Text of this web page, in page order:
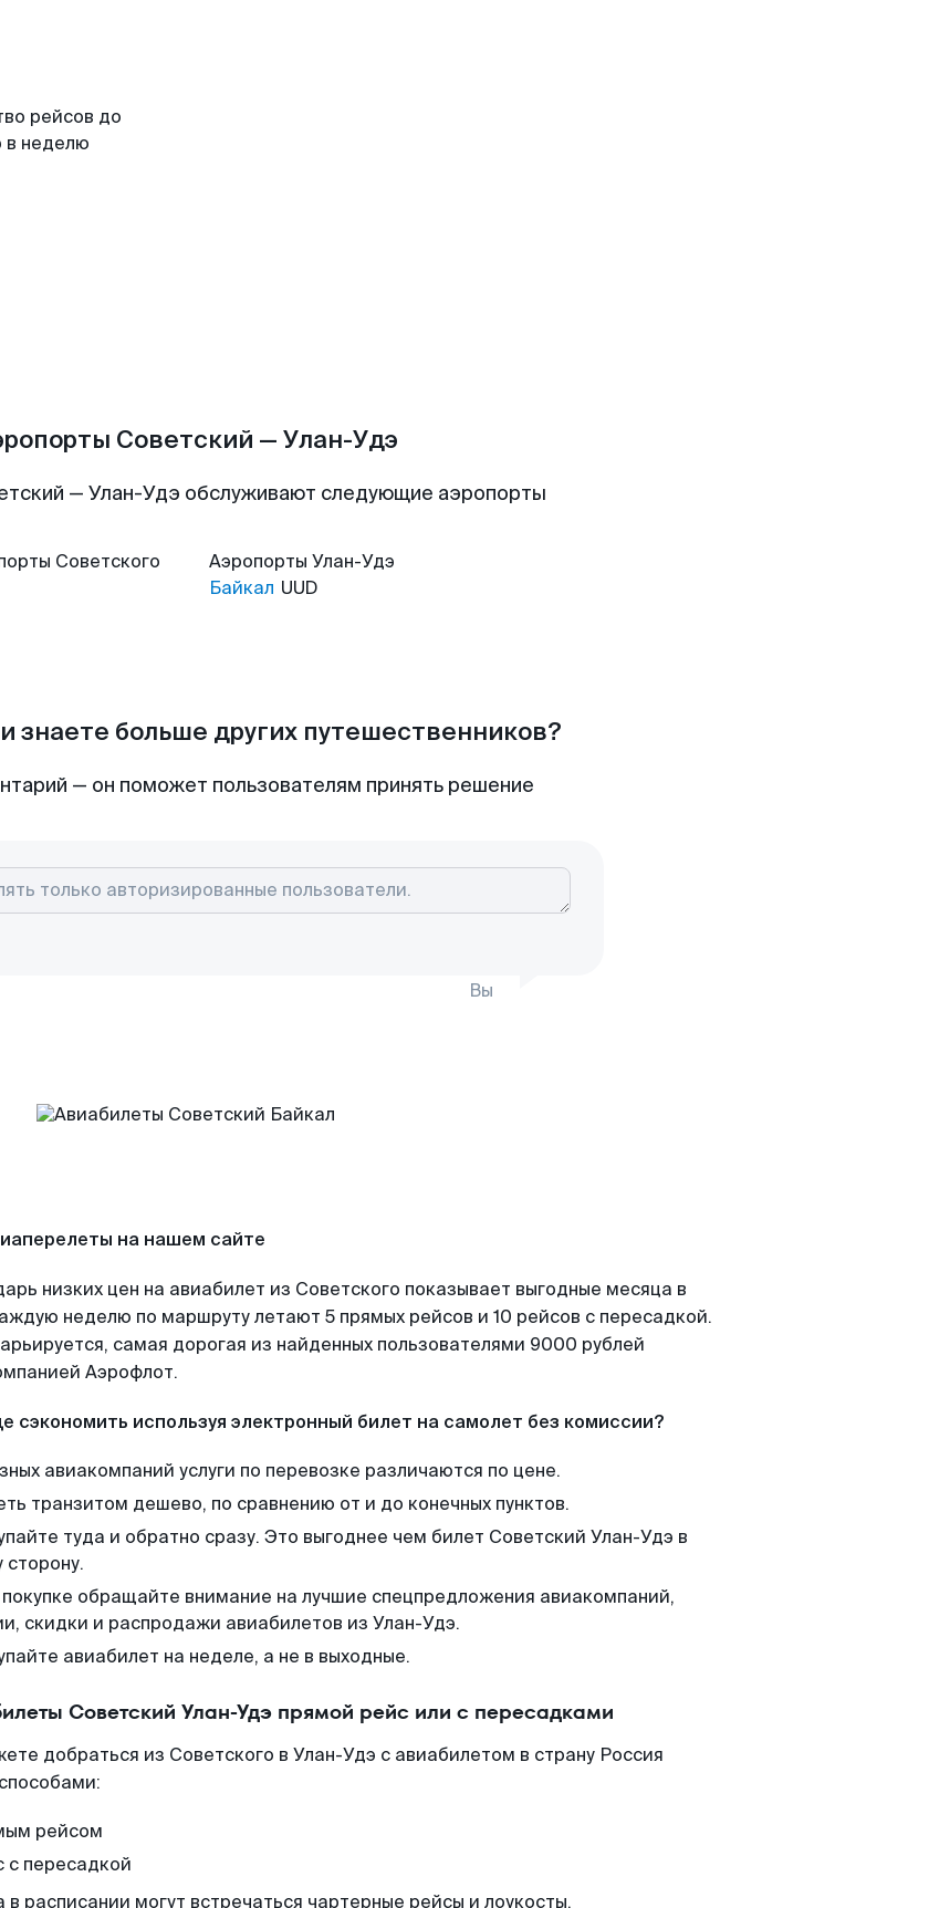
рейсов до
в неделю
Советский — Улан-Удэ
— Улан-Удэ обслуживают следующие аэропорты
Советского Аэропорты Улан-Удэ
Байкал UUD
знаете больше других путешественников?
— он поможет пользователям принять решение
Вы
на нашем сайте
низких цен на авиабилет из Советского показывает выгодные месяца в
неделю по маршруту летают 5 прямых рейсов и 10 рейсов с пересадкой.
самая дорогая из найденных пользователями 9000 рублей
Аэрофлот.
сэкономить используя электронный билет на самолет без комиссии?
авиакомпаний услуги по перевозке различаются по цене.
транзитом дешево, по сравнению от и до конечных пунктов.
туда и обратно сразу. Это выгоднее чем билет Советский Улан-Удэ в
сторону.
обращайте внимание на лучшие спецпредложения авиакомпаний,
скидки и распродажи авиабилетов из Улан-Удэ.
авиабилет на неделе, а не в выходные.
Советский Улан-Удэ прямой рейс или с пересадками
добраться из Советского в Улан-Удэ с авиабилетом в страну Россия
рейсом
с пересадкой
в расписании могут встречаться чартерные рейсы и лоукосты.